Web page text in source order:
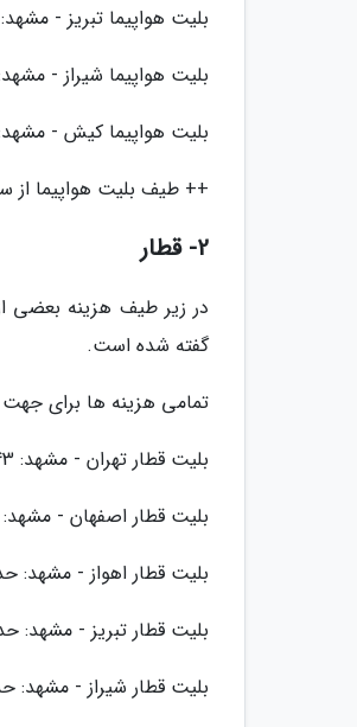
بلیت هواپیما تبریز - مشهد: 160 هزار تا 340 هزار تومان
بلیت هواپیما شیراز - مشهد: 83 هزار تا 290 هزار
بلیت هواپیما کیش - مشهد: 100 هزار تا 350 هزار
++ طیف بلیت هواپیما از سایر شهرها به
2- قطار
در زیر طیف هزینه بعضی
گفته شده است.
تمامی هزینه ها برای
بلیت قطار تهران - مشهد: 43 هزار تا 140 هزار تومان
بلیت قطار اصفهان - مشهد: حدود 90
بلیت قطار اهواز - مشهد: حدود 90 هزار تا 130
بلیت قطار تبریز - مشهد: حدود 70 هزار تا 110
بلیت قطار شیراز - مشهد: حدود 100 هزار